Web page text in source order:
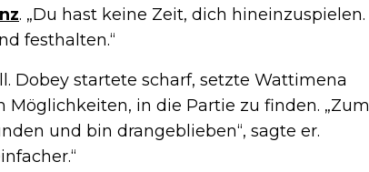
. „Du hast keine Zeit, dich hineinzuspielen.
festhalten.“
Dobey startete scharf, setzte Wattimena
in die Partie zu finden. „Zum
und bin drangeblieben“, sagte er.